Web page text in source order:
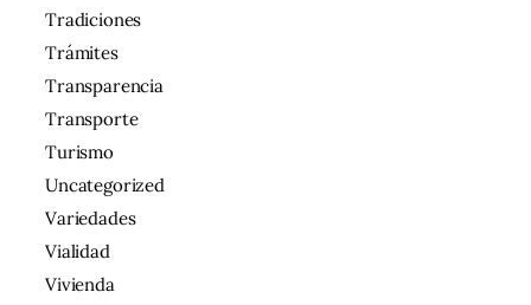
Tradiciones
Trámites
Transparencia
Transporte
Turismo
Uncategorized
Variedades
Vialidad
Vivienda